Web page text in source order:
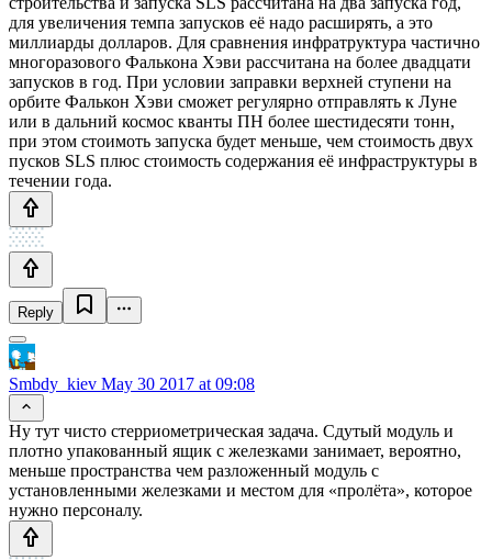
для увеличения темпа запусков её надо расширять, а это
миллиарды долларов. Для сравнения инфратруктура частично
многоразового Фалькона Хэви рассчитана на более двадцати
запусков в год. При условии заправки верхней ступени на
орбите Фалькон Хэви сможет регулярно отправлять к Луне
или в дальний космос кванты ПН более шестидесяти тонн,
при этом стоимоть запуска будет меньше, чем стоимость двух
пусков SLS плюс стоимость содержания её инфраструктуры в
течении года.
Reply
Smbdy_kiev May 30 2017 at 09:08
Ну тут чисто стерриометрическая задача. Сдутый модуль и
плотно упакованный ящик с железками занимает, вероятно,
меньше пространства чем разложенный модуль с
установленными железками и местом для «пролёта», которое
нужно персоналу.